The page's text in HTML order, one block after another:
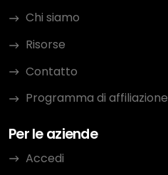
Chi siamo
Risorse
Contatto
Programma di affiliazione
Per le aziende
Accedi